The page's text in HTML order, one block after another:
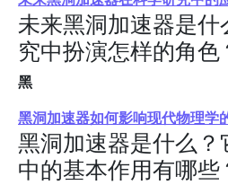
未来黑洞加速器是
究中扮演怎样的角色
黑
黑洞加速器如何影响现代物理学
黑洞加速器是什么
中的基本作用有哪些